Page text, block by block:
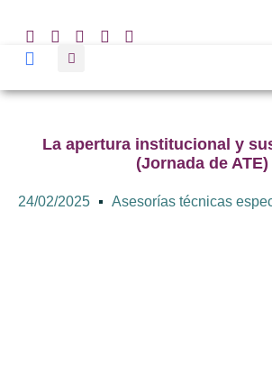
La apertura institucional y
(Jornada de ATE)
24/02/2025 Asesorías técnicas